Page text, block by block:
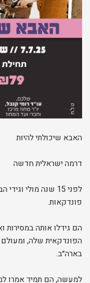
האבא שיכולתי להיות
דרמה ישראלית חדשה
לפני 15 שנה מולי
פונדקאות.
הם גידלו אותה
הפונדקאית שלה,
בארה״ב.